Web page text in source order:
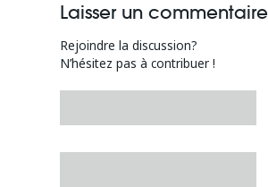
Laisser un commentaire
Rejoindre la discussion?
N’hésitez pas à contribuer !